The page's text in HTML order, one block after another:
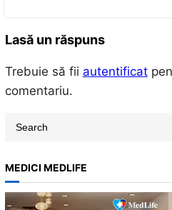
Lasă un răspuns
Trebuie să fii autentificat
comentariu.
a
r
c
MEDICI MEDLIFE